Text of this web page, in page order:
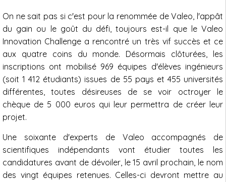
On ne sait pas si c'est pour la renommée de Valeo, l'appât
du gain ou le goût du défi, toujours est-il que le Valeo
Innovation Challenge a rencontré un très vif succès et ce
aux quatre coins du monde. Désormais clôturées, les
inscriptions ont mobilisé 969 équipes d'élèves ingénieurs
(soit 1 412 étudiants) issues de 55 pays et 455 universités
différentes, toutes désireuses de se voir octroyer le
chèque de 5 000 euros qui leur permettra de créer leur
projet.
Une soixante d'experts de Valeo accompagnés de
scientifiques indépendants vont étudier toutes les
candidatures avant de dévoiler, le 15 avril prochain, le nom
des vingt équipes retenues. Celles-ci devront mettre au